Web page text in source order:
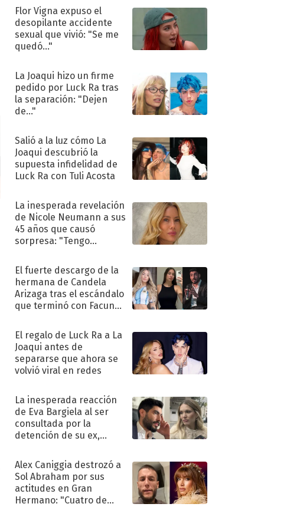
Flor Vigna expuso el
desopilante accidente
sexual que vivió: "Se me
quedó..."
La Joaqui hizo un firme
pedido por Luck Ra tras
la separación: "Dejen
de..."
Salió a la luz cómo La
Joaqui descubrió la
supuesta infidelidad de
Luck Ra con Tuli Acosta
La inesperada revelación
de Nicole Neumann a sus
45 años que causó
sorpresa: "Tengo
El fuerte descargo de la
hermana de Candela
Arizaga tras el escándalo
que terminó con Facundo
El regalo de Luck Ra a La
Joaqui antes de
separarse que ahora se
volvió viral en redes
La inesperada reacción
de Eva Bargiela al ser
consultada por la
detención de su ex,
Alex Caniggia destrozó a
Sol Abraham por sus
actitudes en Gran
Hermano: "Cuatro de